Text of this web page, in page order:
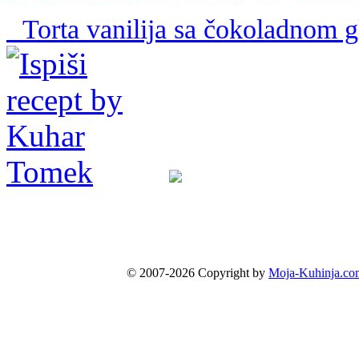
Torta vanilija sa čokoladnom
© 2007-2026 Copyright by Moja-